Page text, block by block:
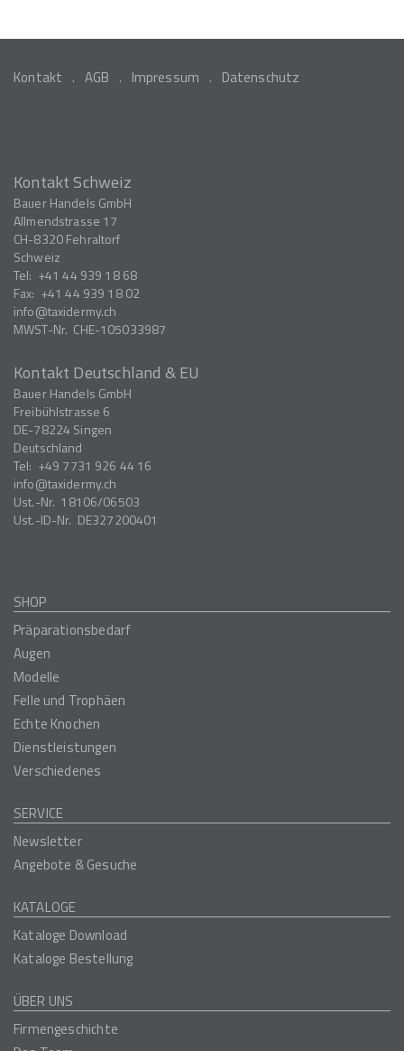
Kontakt AGB Impressum Datenschutz
Kontakt Schweiz
Bauer Handels GmbH
Allmendstrasse 17
CH-8320Fehraltorf
Schweiz
Tel: +41 44 939 18 68
Fax: +41 44 939 18 02
info
taxidermy.ch
MWST-Nr. CHE-105033987
Kontakt Deutschland & EU
Bauer Handels GmbH
Freibühlstrasse 6
DE-78224 Singen
Deutschland
Tel: +49 7731 926 44 16
info
taxidermy.ch
Ust.-Nr. 18106/06503
Ust.-ID-Nr. DE327200401
SHOP
Präparationsbedarf
Augen
Modelle
Felle und Trophäen
Echte Knochen
Dienstleistungen
Verschiedenes
SERVICE
Newsletter
Angebote & Gesuche
KATALOGE
Kataloge Download
Kataloge Bestellung
ÜBER UNS
Firmengeschichte